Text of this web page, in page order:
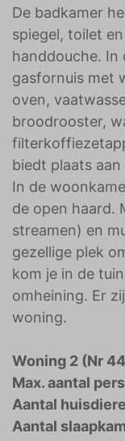
De badkamer
spiegel, toilet
handdouche. In
gasfornuis met
oven,
broodrooster,
biedt plaats
In de
de open haard.
streamen) en
gezellige plek
kom je in de
omheining. Er
woning.
Woning 2 (Nr
Max. aantal
Aantal
Aantal